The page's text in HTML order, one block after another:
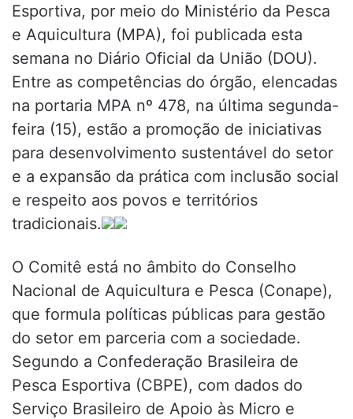
Esportiva, por meio do Ministério da Pesca
e Aquicultura (MPA), foi publicada esta
semana no Diário Oficial da União (DOU).
Entre as competências do órgão, elencadas
na portaria MPA nº 478, na última segunda-
feira (15), estão a promoção de iniciativas
para desenvolvimento sustentável do setor
e a expansão da prática com inclusão social
e respeito aos povos e territórios
tradicionais.
O Comitê está no âmbito do Conselho
Nacional de Aquicultura e Pesca (Conape),
que formula políticas públicas para gestão
do setor em parceria com a sociedade.
Segundo a Confederação Brasileira de
Pesca Esportiva (CBPE), com dados do
Serviço Brasileiro de Apoio às Micro e